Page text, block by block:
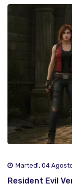
Martedì, 04
Resident Evil